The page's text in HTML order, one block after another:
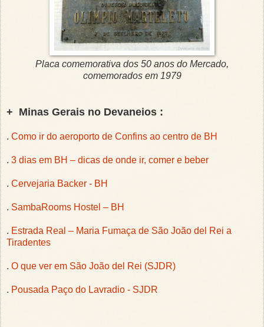
Placa comemorativa dos 50 anos do Mercado,
comemorados em 1979
+ Minas Gerais no Devaneios :
. Como ir do aeroporto de Confins ao centro de BH
. 3 dias em BH – dicas de onde ir, comer e beber
. Cervejaria Backer - BH
. SambaRooms Hostel – BH
. Estrada Real – Maria Fumaça de São João del Rei a
Tiradentes
. O que ver em São João del Rei (SJDR)
. Pousada Paço do Lavradio - SJDR